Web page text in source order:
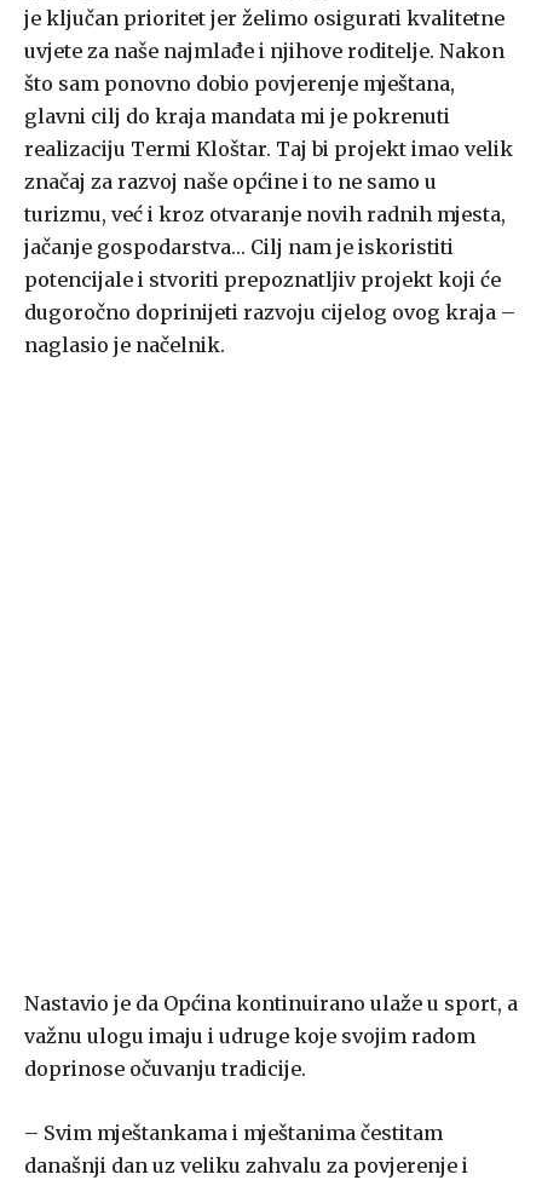
je ključan prioritet jer želimo osigurati kvalitetne
uvjete za naše najmlađe i njihove roditelje. Nakon
što sam ponovno dobio povjerenje mještana,
glavni cilj do kraja mandata mi je pokrenuti
realizaciju Termi Kloštar. Taj bi projekt imao velik
značaj za razvoj naše općine i to ne samo u
turizmu, već i kroz otvaranje novih radnih mjesta,
jačanje gospodarstva… Cilj nam je iskoristiti
potencijale i stvoriti prepoznatljiv projekt koji će
dugoročno doprinijeti razvoju cijelog ovog kraja –
naglasio je načelnik.
Nastavio je da Općina kontinuirano ulaže u sport, a
važnu ulogu imaju i udruge koje svojim radom
doprinose očuvanju tradicije.
– Svim mještankama i mještanima čestitam
današnji dan uz veliku zahvalu za povjerenje i